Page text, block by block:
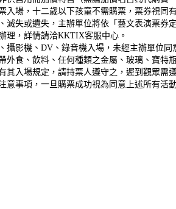
入場，十二歲以下孩童不需購票，票券視同
滅失或遺失，主辦單位將依「藝文表演票券
理，詳情請洽KKTIX客服中心。
攝影機、DV、錄音機入場，未經主辦單位同
外食、飲料、任何種類之金屬、玻璃、寶特
其入場規定，請持票人遵守之，遲到觀眾需
意事項，一旦購票成功視為同意上述所有活